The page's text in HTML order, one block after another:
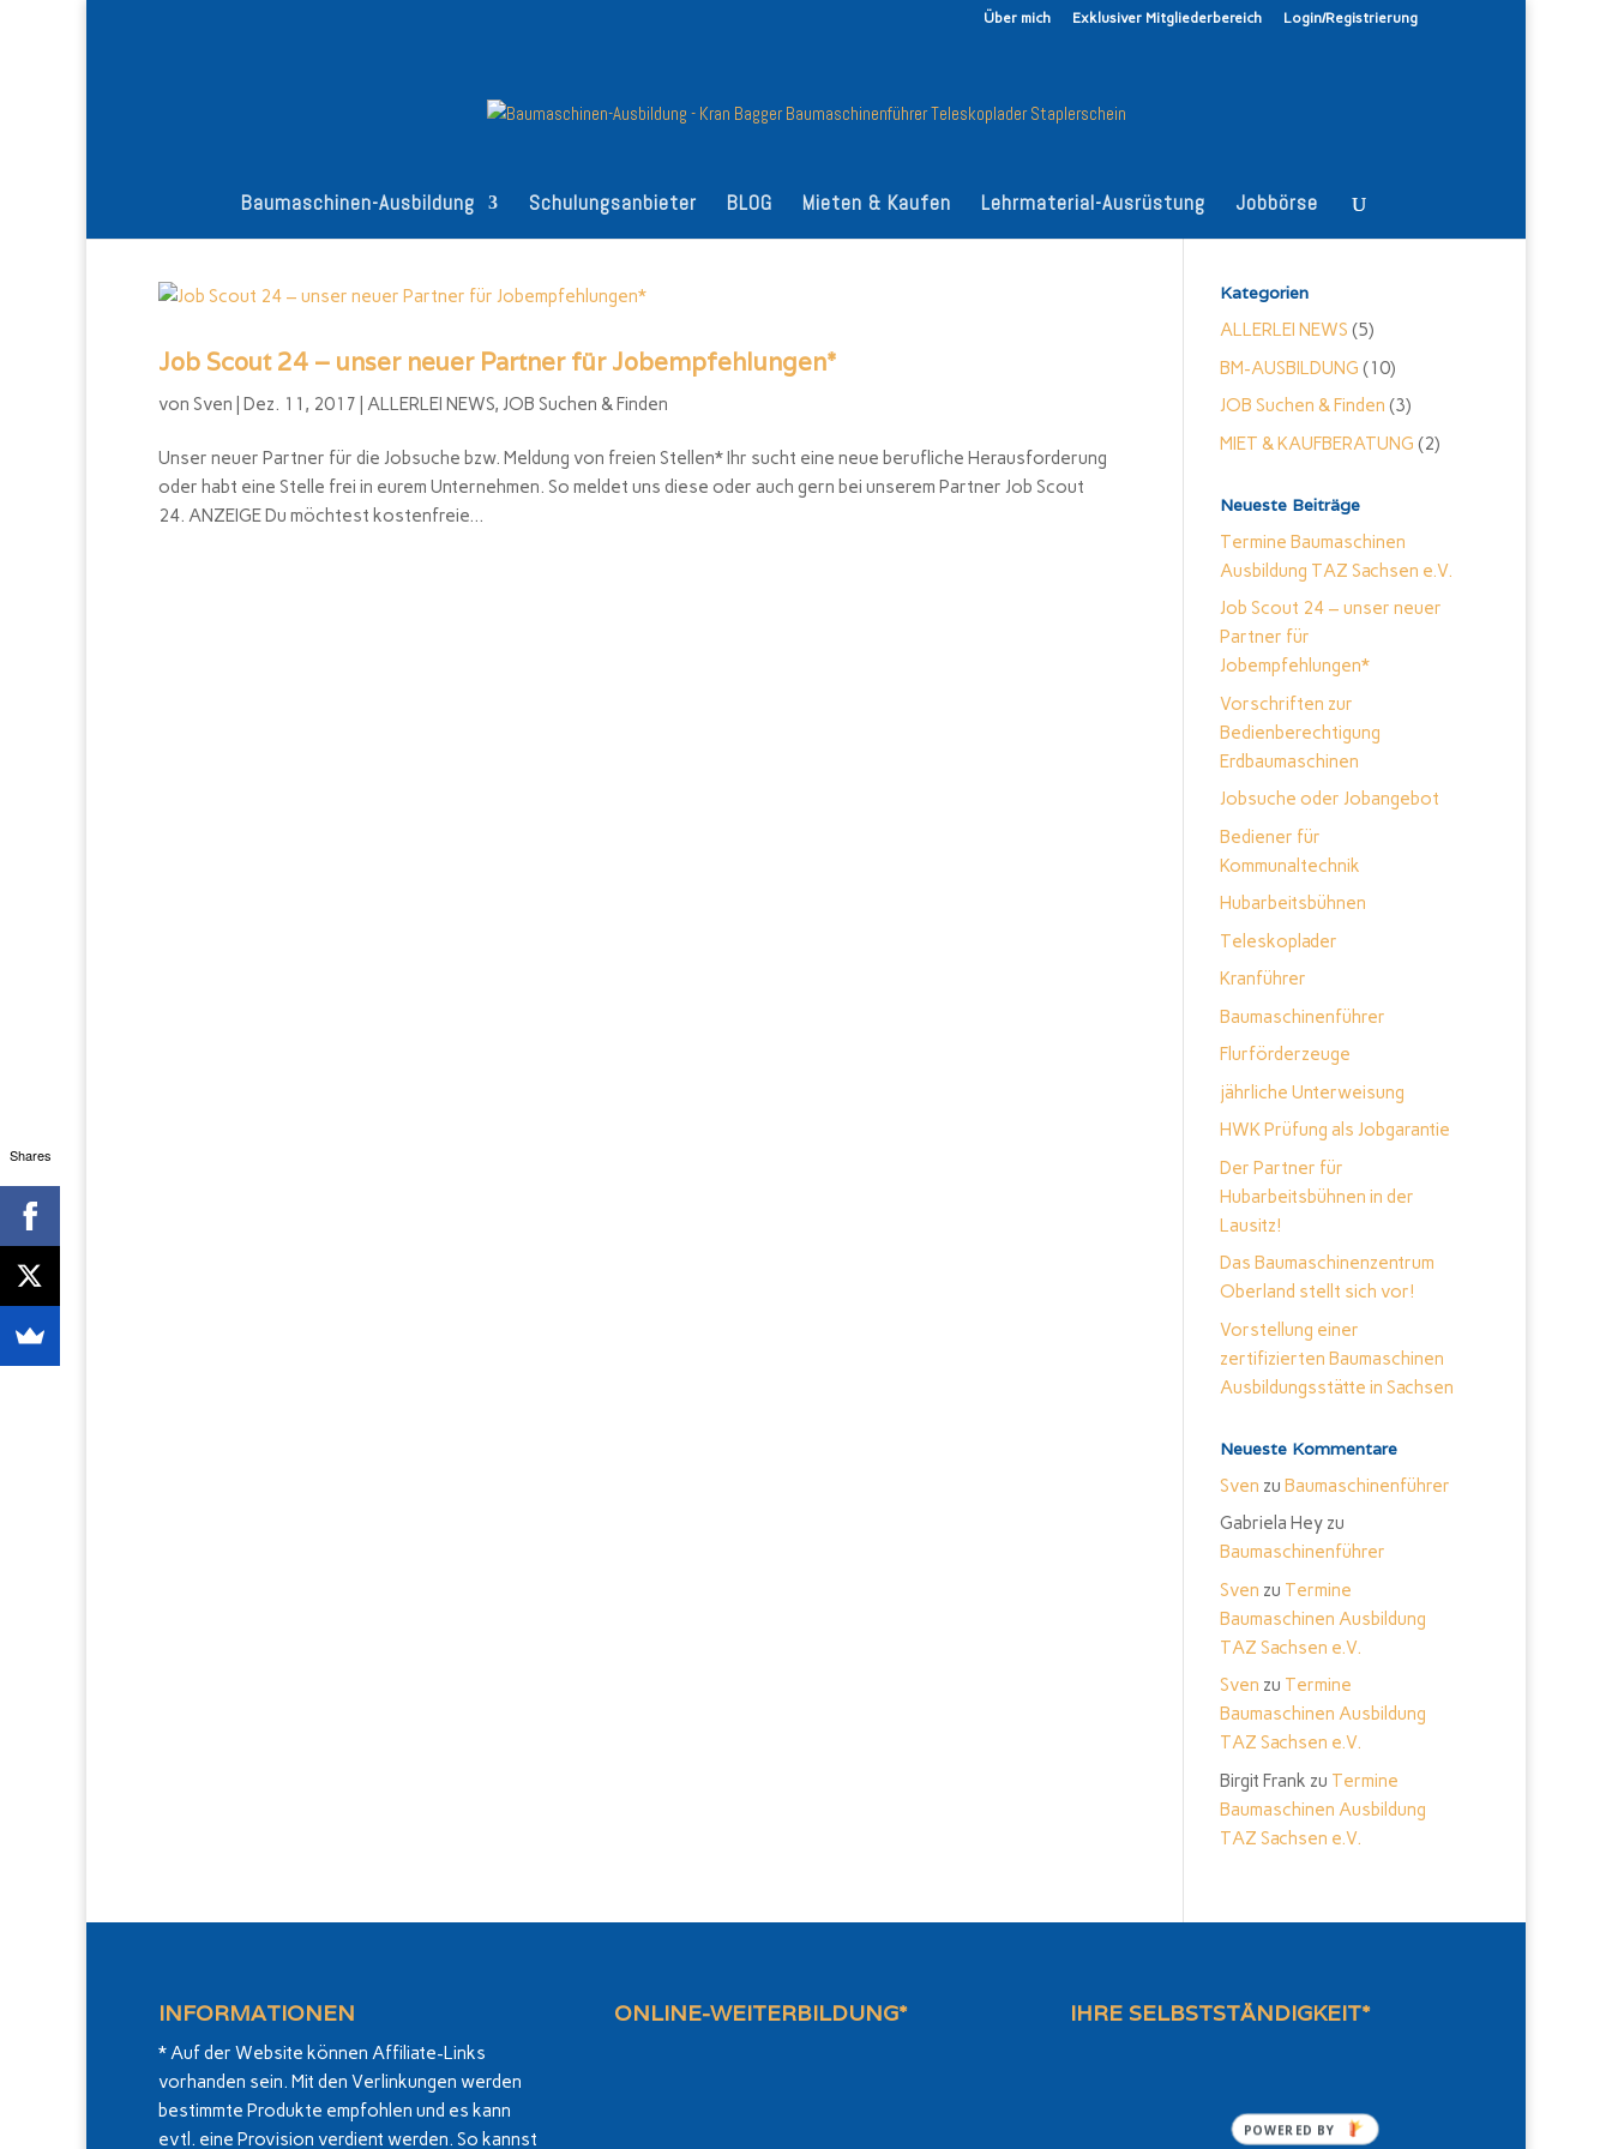
Über mich Exklusiver Mitgliederbereich Login/Registrierung
Baumaschinen-Ausbildung Schulungsanbieter BLOG Mieten & Kaufen Lehrmaterial-Ausrüstung Jobbörse
Job Scout 24 – unser neuer Partner für Jobempfehlungen*
von Sven Dez. 11, 2017 ALLERLEI NEWS, JOB Suchen & Finden
Unser neuer Partner für die Jobsuche bzw. Meldung von freien Stellen* Ihr sucht eine neue berufliche Herausforderung
oder habt eine Stelle frei in eurem Unternehmen. So meldet uns diese oder auch gern bei unserem Partner Job Scout
24. ANZEIGE Du möchtest kostenfreie...
Kategorien
ALLERLEI NEWS (5)
BM-AUSBILDUNG (10)
JOB Suchen & Finden (3)
MIET & KAUFBERATUNG (2)
Neueste Beiträge
Termine Baumaschinen
Ausbildung TAZ Sachsen e.V.
Job Scout 24 – unser neuer
Partner für
Jobempfehlungen*
Vorschriften zur
Bedienberechtigung
Erdbaumaschinen
Jobsuche oder Jobangebot
Bediener für
Kommunaltechnik
Hubarbeitsbühnen
Teleskoplader
Kranführer
Baumaschinenführer
Flurförderzeuge
jährliche Unterweisung
HWK Prüfung als Jobgarantie
Der Partner für
Hubarbeitsbühnen in der
Lausitz!
Das Baumaschinenzentrum
Oberland stellt sich vor!
Vorstellung einer
zertifizierten Baumaschinen
Ausbildungsstätte in Sachsen
Neueste Kommentare
Sven zu Baumaschinenführer
Gabriela Heyzu
Baumaschinenführer
Sven zu Termine
Baumaschinen Ausbildung
TAZ Sachsen e.V.
Sven zu Termine
Baumaschinen Ausbildung
TAZ Sachsen e.V.
Birgit Frank zu Termine
Baumaschinen Ausbildung
TAZ Sachsen e.V.
INFORMATIONEN
* Auf der Website können Affiliate-Links
vorhanden sein. Mit den Verlinkungen werden
bestimmte Produkte empfohlen und es kann
evtl. eine Provision verdient werden. So kannst
ONLINE-WEITERBILDUNG* IHRE SELBSTSTÄNDIGKEIT*
Shares
POWERED BY